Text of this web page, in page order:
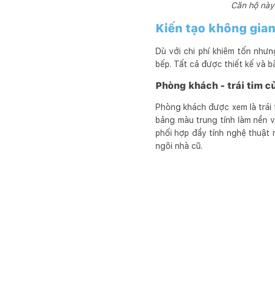
Căn hộ
Kiến tạo không
Dù với chi phí khiêm tốn
bếp. Tất cả được thiết kế và
Phòng khách - trái tim
Phòng khách được xem là
bảng màu trung tính làm nền
phối hợp đầy tính nghệ thuật
ngôi nhà cũ.